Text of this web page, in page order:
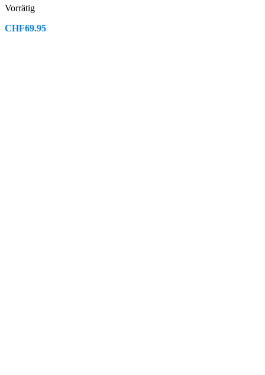
Vorrätig
CHF69.95